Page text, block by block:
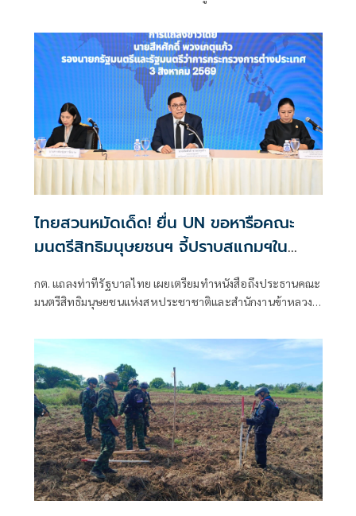
ไทยสวนหมัดเด็ด! ยื่น UN ขอหารือคณะ
มนตรีสิทธิมนุษยชนฯ จี้ปราบสแกมฯใน
กต. แถลงท่าทีรัฐบาลไทย เผยเตรียมทำหนังสือถึงประธานคณะ
มนตรีสิทธิมนุษยชนแห่งสหประชาชาติและสำนักงานข้าหลวง
รายงานพิเศษพาดพิงประเทศไทย มีหลายประเด็นที่ไม่เห็นด้วย
ชี้กระทบความเป็นกลาง -เที่ยงธรรม “สีหศักดิ์”